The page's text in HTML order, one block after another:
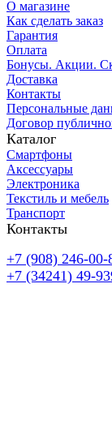
О магазине
Как сделать заказ
Гарантия
Оплата
Бонусы. Акции.
Доставка
Контакты​
Персональные
Договор
Каталог
Смартфоны
Аксессуары
Электроника
Текстиль и мебель
Транспорт
Контакты
+7 (908) 246-00-
+7 (34241) 49-